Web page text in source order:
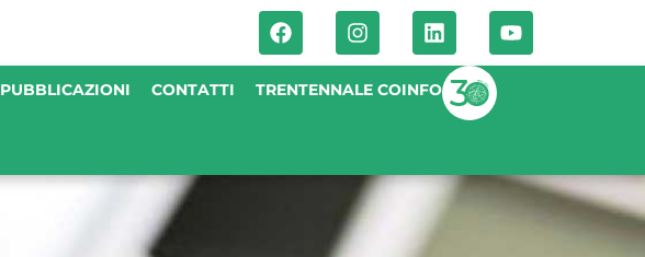
PUBBLICAZIONI CONTATTI TRENTENNALE COINFO